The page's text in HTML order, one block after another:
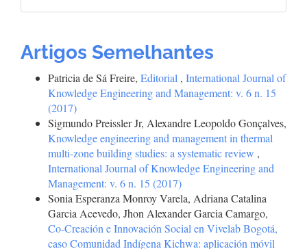
Artigos Semelhantes
Patricia de Sá Freire, Editorial , International Journal of
Knowledge Engineering and Management: v. 6 n. 15
(2017)
Sigmundo Preissler Jr, Alexandre Leopoldo Gonçalves,
Knowledge engineering and management in thermal
multi-zone building studies: a systematic review ,
International Journal of Knowledge Engineering and
Management: v. 6 n. 15 (2017)
Sonia Esperanza Monroy Varela, Adriana Catalina
Garcia Acevedo, Jhon Alexander Garcia Camargo,
Co-Creación e Innovación Social en Vivelab Bogotá,
caso Comunidad Indígena Kichwa: aplicación móvil